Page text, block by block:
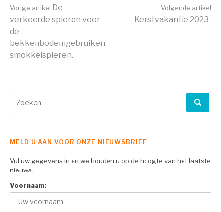
Verder
lezen
Vorige artikel De
verkeerde spieren voor
de
bekkenbodemgebruiken:
smokkelspieren.
Volgende artikel
Kerstvakantie 2023
naar:
MELD U AAN VOOR ONZE NIEUWSBRIEF
Vul uw gegevens in en we houden u op de hoogte van het laatste
nieuws.
Voornaam: